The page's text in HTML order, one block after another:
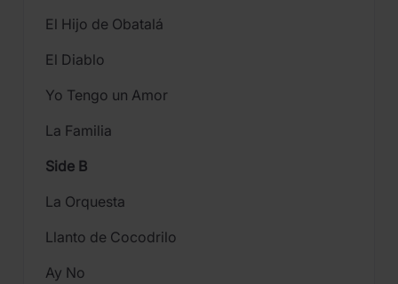
El Hijo de Obatalá
El Diablo
Yo Tengo un Amor
La Familia
Side B
La Orquesta
Llanto de Cocodrilo
Ay No